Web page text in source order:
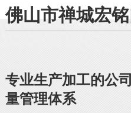
佛山市禅城宏
专业生产加工的公
量管理体系